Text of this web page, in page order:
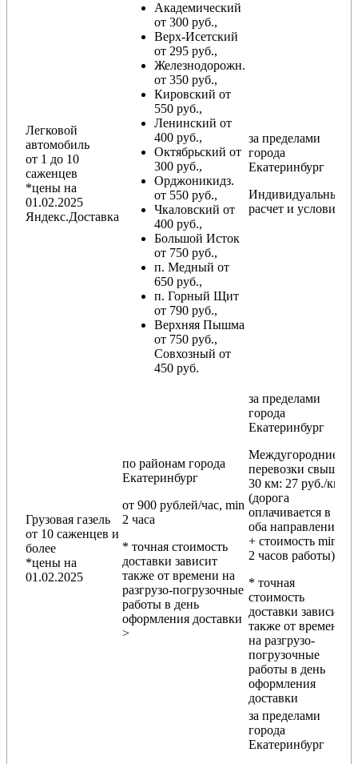
Легковой
автомобиль
от 1 до 10
саженцев
*цены на
01.02.2025
Яндекс.Доставка
Академический
от 300 руб.,
Верх-Исетский
от 295 руб.,
Железнодорожн.
от 350 руб.,
Кировский от
550 руб.,
Ленинский от
400 руб.,
Октябрьский от
300 руб.,
Орджоникидз.
от 550 руб.,
Чкаловский от
400 руб.,
Большой Исток
от 750 руб.,
п. Медный от
650 руб.,
п. Горный Щит
от 790 руб.,
Верхняя Пышма
от 750 руб.,
Совхозный от
450 руб.
за пределами
города
Екатеринбург
Индивидуальный
расчет и условия
Грузовая газель
от 10 саженцев и
более
*цены на
01.02.2025
по районам города
Екатеринбург
от 900 рублей/час, min
2 часа
* точная стоимость
доставки зависит
также от времени на
разгрузо-погрузочные
работы в день
оформления доставки
>
за пределами
города
Екатеринбург
Междугородние
перевозки свыше
30 км: 27 руб./км
(дорога
оплачивается в
оба направления
+ стоимость min
2 часов работы)
* точная
стоимость
доставки зависит
также от времени
на разгрузо-
погрузочные
работы в день
оформления
доставки
за пределами
города
Екатеринбург